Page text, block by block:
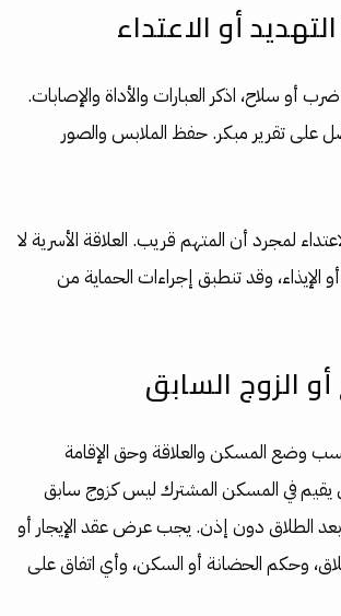
أو الاعتداء
أو سلاح، اذكر العبارات والأداة والإصابات.
على تقرير مبكر. حفظ الملابس والصور
لمجرد أن المتهم قريب. العلاقة الأسرية لا
الإيذاء، وقد تنطبق إجراءات الحماية من
الزوج السابق
وضع المسكن والعلاقة وحق الإقامة
يقيم في المسكن المشترك ليس كزوج سابق
الطلاق دون إذن. يجب عرض عقد الإيجار أو
وحكم الحضانة أو السكن، وأي اتفاق على